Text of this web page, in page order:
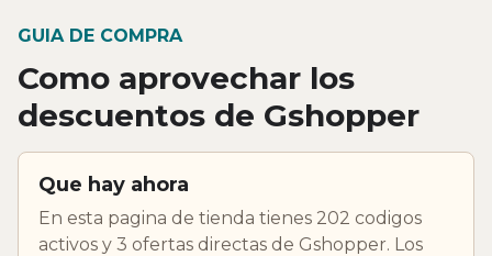
GUIA DE COMPRA
Como aprovechar los
descuentos de Gshopper
Que hay ahora
En esta pagina de tienda tienes 202 codigos
activos y 3 ofertas directas de Gshopper. Los